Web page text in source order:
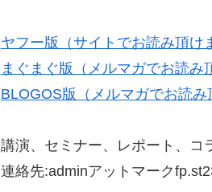
ヤフー版（サイトでお読み頂け
まぐまぐ版（メルマガでお読み
BLOGOS版（メルマガでお読み
講演、セミナー、レポート、コ
連絡先:adminアットマーク